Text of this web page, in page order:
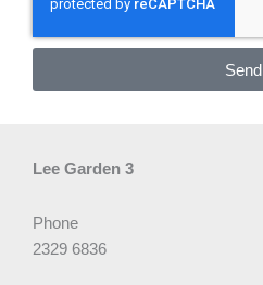
Send
Lee Garden 3
Phone
2329 6836